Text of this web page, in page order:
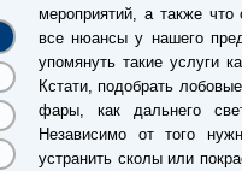
мероприятий, а также
все нюансы у нашего
упомянуть такие услуги
Кстати, подобрать
фары, как дальнего
Независимо от того
устранить сколы или